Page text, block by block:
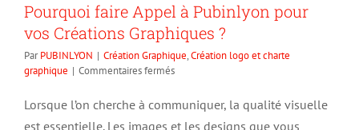
Pourquoi faire Appel à Pubinlyon pour
vos Créations Graphiques ?
ParPUBINLYON | Création Graphique,Création logo et charte
graphique | Commentaires ferméssur
faire
Lorsque l’on cherche à communiquer, la qualité visuelle
est essentielle. Les images et les designs que vous